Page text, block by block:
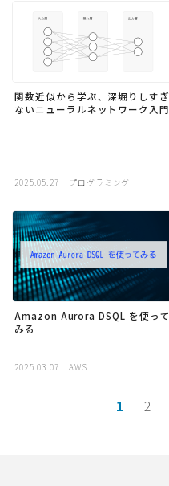
関数近似から学ぶ、深堀りしすぎ
ないニューラルネットワーク入門
2025.05.27 プログラミング
Amazon Aurora DSQL を使って
みる
2025.03.07 AWS
1 2